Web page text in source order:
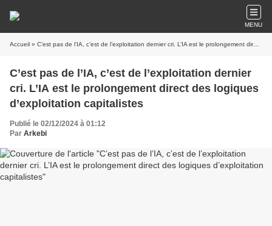
MENU
Accueil » C’est pas de l’IA, c’est de l’exploitation dernier cri. L’IA est le prolongement direct des logiques d’exploitation capitalistes
C’est pas de l’IA, c’est de l’exploitation dernier
cri. L’IA est le prolongement direct des logiques
d’exploitation capitalistes
Publié le 02/12/2024 à 01:12
Par Arkebi